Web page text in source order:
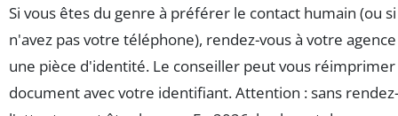
Si vous êtes du genre à préférer le contact humain (ou
n'avez pas votre téléphone), rendez-vous à votre
une pièce d'identité. Le conseiller peut vous
document avec votre identifiant. Attention : sans